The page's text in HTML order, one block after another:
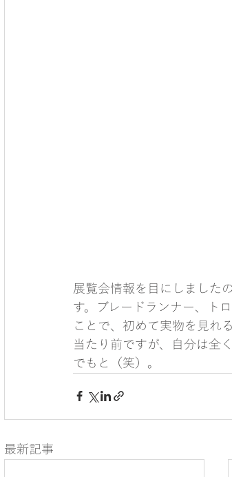
展覧会情報を目にしました
す。ブレードランナー、ト
ことで、初めて実物を見れ
当たり前ですが、自分は全
でもと（笑）。
最新記事